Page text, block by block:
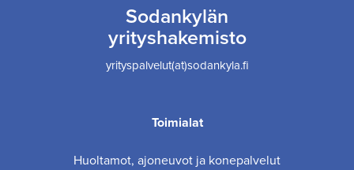
Sodankylän
yrityshakemisto
yrityspalvelut(at)sodankyla.fi
Toimialat
Huoltamot, ajoneuvot ja konepalvelut